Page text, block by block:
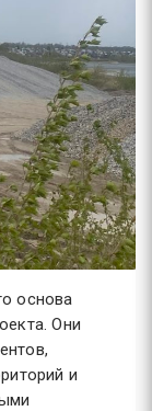
основа
Они
и